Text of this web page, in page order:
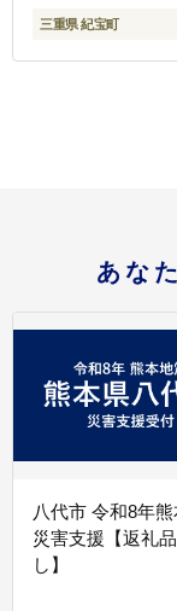
予定】 / 家庭用 ご
ン 蜜柑 柑橘 果
三重県 紀宝町
あな
八代市 令和8年
災害支援【返礼
し】